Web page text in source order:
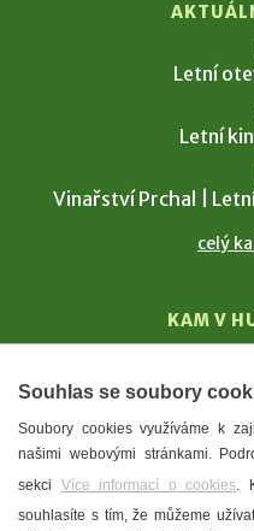
Letní
Letní
Vinařství Prchal |
celý
KAM V
T. G.
Souhlas se soubory
Soubory cookies využíváme k
našimi webovými stránkami.
sekci Více informací o cookies.
souhlasíte s tím, že můžeme